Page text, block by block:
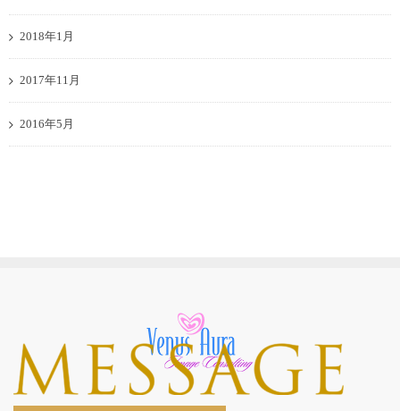
2018年1月
2017年11月
2016年5月